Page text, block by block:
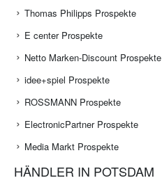
Thomas Philipps Prospekte
E center Prospekte
Netto Marken-Discount Prospekte
idee+spiel Prospekte
ROSSMANN Prospekte
ElectronicPartner Prospekte
Media Markt Prospekte
HÄNDLER IN POTSDAM